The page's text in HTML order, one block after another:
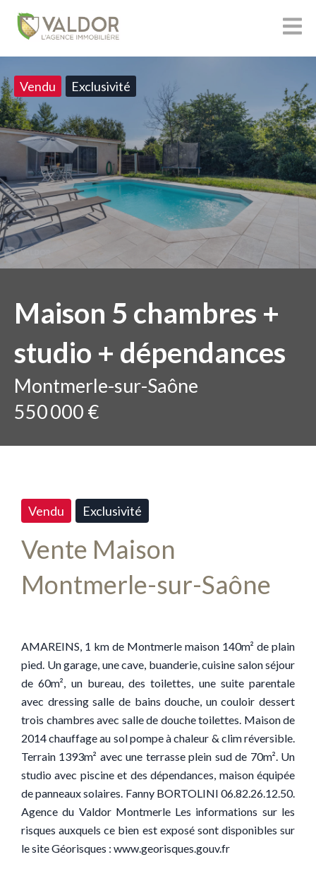
Vendu Exclusivité
Maison 5 chambres +
studio + dépendances
Montmerle-sur-Saône
550 000 €
Vendu Exclusivité
Vente Maison
Montmerle-sur-Saône
AMAREINS, 1 km de Montmerle maison 140m² de plain
pied. Un garage, une cave, buanderie, cuisine salon séjour
de 60m², un bureau, des toilettes, une suite parentale
avec dressing salle de bains douche, un couloir dessert
trois chambres avec salle de douche toilettes. Maison de
2014 chauffage au sol pompe à chaleur & clim réversible.
Terrain 1393m² avec une terrasse plein sud de 70m². Un
studio avec piscine et des dépendances, maison équipée
de panneaux solaires. Fanny BORTOLINI 06.82.26.12.50.
Agence du Valdor Montmerle Les informations sur les
risques auxquels ce bien est exposé sont disponibles sur
le site Géorisques : www.georisques.gouv.fr